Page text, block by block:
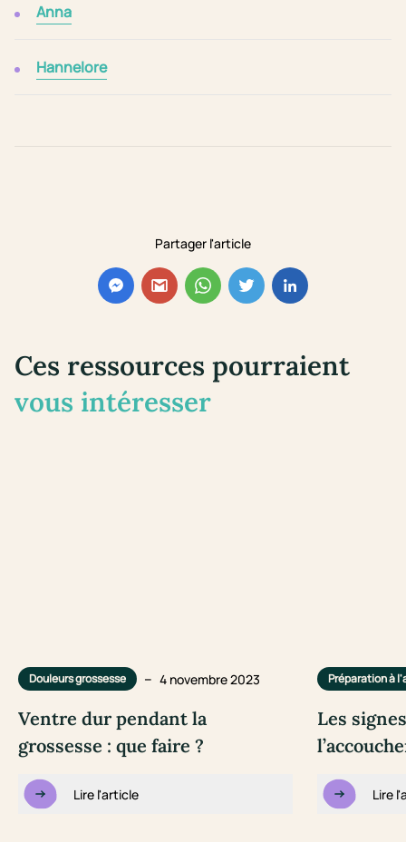
Partager l'article
Anna
Hannelore
Ces ressources pourraient
vous intéresser
Douleurs grossesse – 4 novembre 2023
Ventre dur pendant la
grossesse : que faire ?
Lire l'article
Préparation à
Les
Lire